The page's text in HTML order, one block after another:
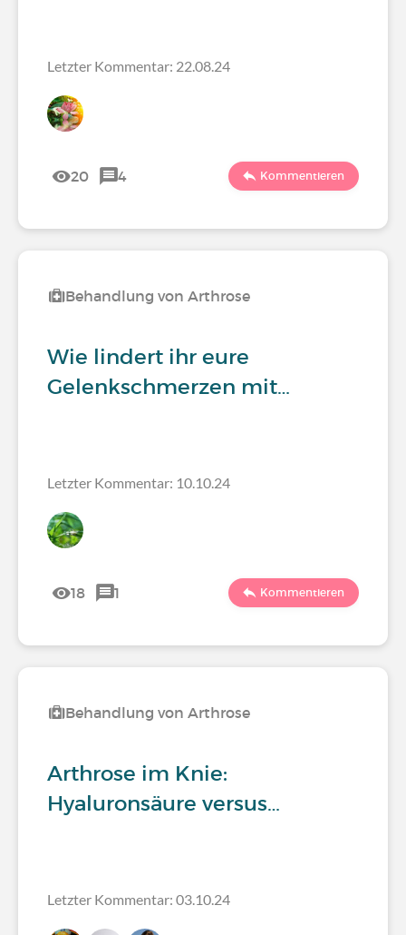
Letzter Kommentar: 22.08.24
20 4 Kommentieren
Behandlung von Arthrose
Wie lindert ihr eure
Gelenkschmerzen mit…
Letzter Kommentar: 10.10.24
18 1 Kommentieren
Behandlung von Arthrose
Arthrose im Knie:
Hyaluronsäure versus…
Letzter Kommentar: 03.10.24